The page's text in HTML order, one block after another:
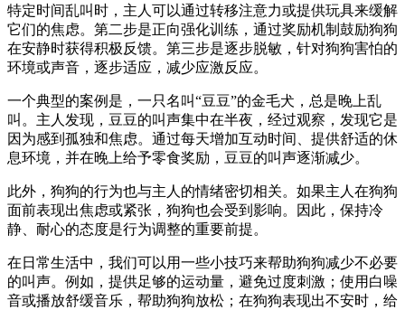
特定时间乱叫时，主人可以通过转移注意力或提供玩具来缓解
它们的焦虑。第二步是正向强化训练，通过奖励机制鼓励狗狗
在安静时获得积极反馈。第三步是逐步脱敏，针对狗狗害怕的
环境或声音，逐步适应，减少应激反应。
一个典型的案例是，一只名叫“豆豆”的金毛犬，总是晚上乱
叫。主人发现，豆豆的叫声集中在半夜，经过观察，发现它是
因为感到孤独和焦虑。通过每天增加互动时间、提供舒适的休
息环境，并在晚上给予零食奖励，豆豆的叫声逐渐减少。
此外，狗狗的行为也与主人的情绪密切相关。如果主人在狗狗
面前表现出焦虑或紧张，狗狗也会受到影响。因此，保持冷
静、耐心的态度是行为调整的重要前提。
在日常生活中，我们可以用一些小技巧来帮助狗狗减少不必要
的叫声。例如，提供足够的运动量，避免过度刺激；使用白噪
音或播放舒缓音乐，帮助狗狗放松；在狗狗表现出不安时，给